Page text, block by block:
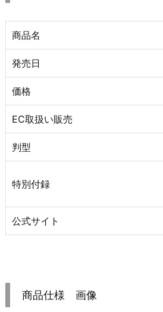
商品名
発売日
価格
EC取扱い販売
判型
特別付録
公式サイト
商品仕様 画像